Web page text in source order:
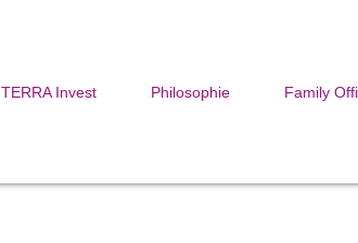
TERRA Invest Philosophie Family